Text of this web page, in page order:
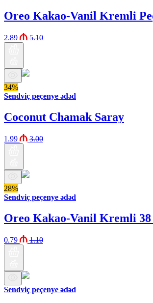
Oreo Kakao-Vanil Kremli
2.89 5.10
34%
Sendviç peçenye ədəd
Coconut Chamak Saray
1.99 3.00
28%
Sendviç peçenye ədəd
Oreo Kakao-Vanil Kremli
0.79 1.10
Sendviç peçenye ədəd